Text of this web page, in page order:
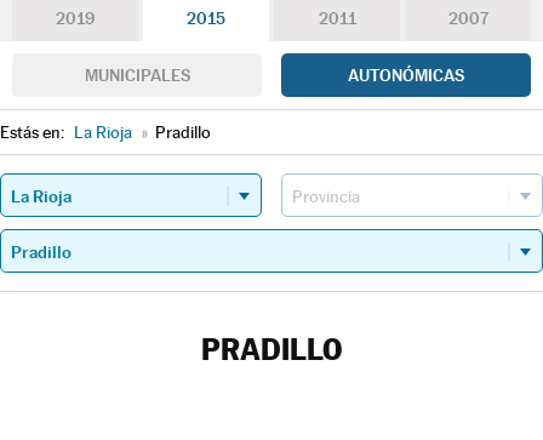
2019 2015 2011 2007
MUNICIPALES AUTONÓMICAS
Estás en: La Rioja » Pradillo
PRADILLO